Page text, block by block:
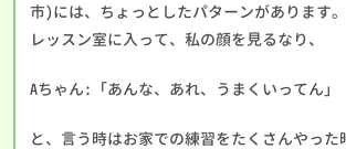
市)には、ちょっとしたパターンがあります。
レッスン室に入って、私の顔を見るなり、
Aちゃん:「あんな、あれ、うまくいってん」
と、言う時はお家での練習をたくさんやった